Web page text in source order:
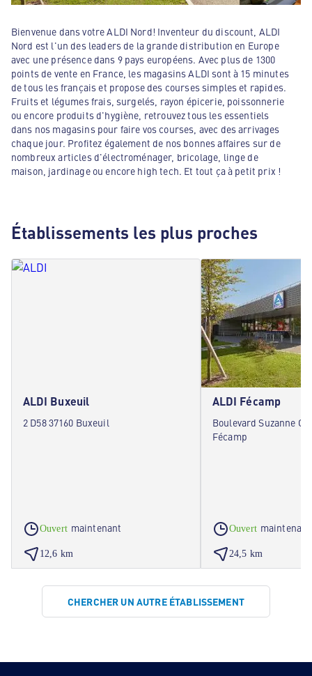
Bienvenue dans votre ALDI Nord! Inventeur du discount, ALDI
Nord est l'un des leaders de la grande distribution en Europe
avec une présence dans 9 pays européens. Avec plus de 1300
points de vente en France, les magasins ALDI sont à 15 minutes
de tous les français et propose des courses simples et rapides.
Fruits et légumes frais, surgelés, rayon épicerie, poissonnerie
ou encore produits d'hygiène, retrouvez tous les essentiels
dans nos magasins pour faire vos courses, avec des arrivages
chaque jour. Profitez également de nos bonnes affaires sur de
nombreux articles d'électroménager, bricolage, linge de
maison, jardinage ou encore high tech. Et tout ça à petit prix !
Établissements les plus proches
ALDI Buxeuil
2 D58 37160 Buxeuil
Ouvert maintenant
12,6 km
ALDI Fécamp
Boulevard Suzanne
Fécamp
Ouvert maintenant
24,5 km
CHERCHER UN AUTRE ÉTABLISSEMENT